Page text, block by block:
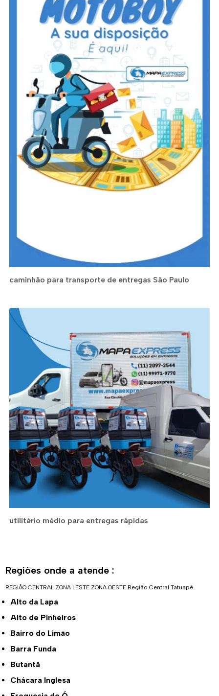
caminhão para transporte de entregas São Paulo
utilitário médio para entregas rápidas
Regiões onde a atende :
REGIÃO CENTRAL ZONA LESTE ZONA OESTE Região Central Tatuapé
Alto da Lapa
Alto de Pinheiros
Bairro do Limão
Barra Funda
Butantã
Chácara Inglesa